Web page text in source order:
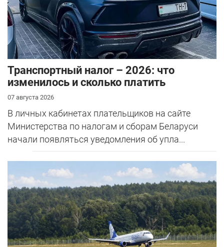
Транспортный налог – 2026: что
изменилось и сколько платить
07 августа 2026
В личных кабинетах плательщиков на сайте
Министерства по налогам и сборам Беларуси
начали появляться уведомления об упла...